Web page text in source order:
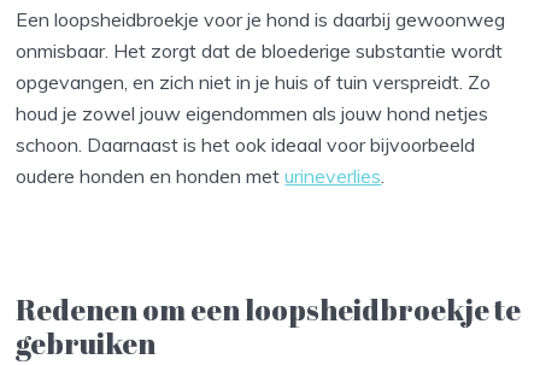
Een loopsheidbroekje voor je hond is daarbij gewoonweg
onmisbaar. Het zorgt dat de bloederige substantie wordt
opgevangen, en zich niet in je huis of tuin verspreidt. Zo
houd je zowel jouw eigendommen als jouw hond netjes
schoon. Daarnaast is het ook ideaal voor bijvoorbeeld
oudere honden en honden meturineverlies.
Redenen om een loopsheidbroekje te
gebruiken